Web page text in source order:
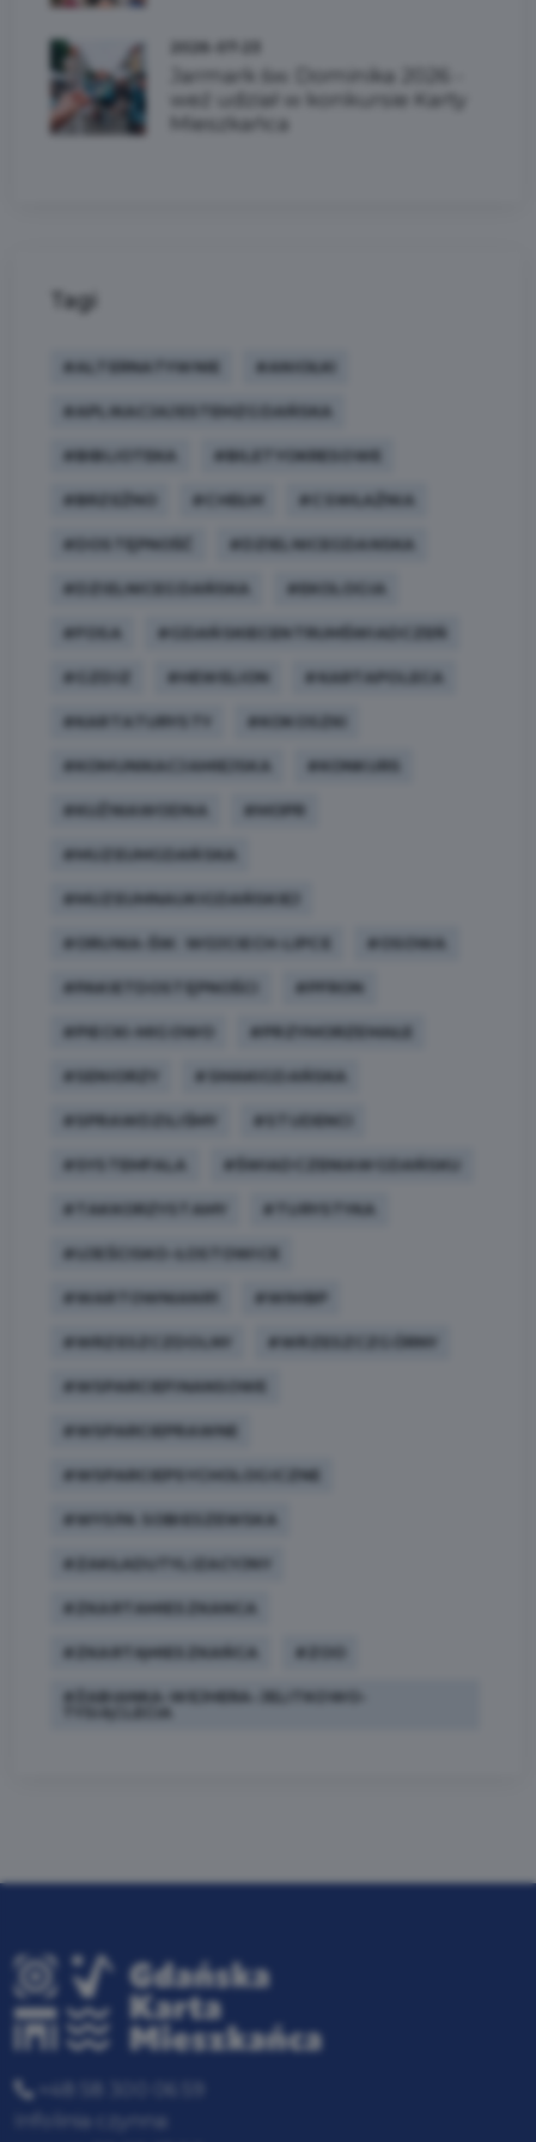
Jarmark św. Dominika 2026 -
weź udział w konkursie Karty
Mieszkańca
Tagi
#ALTERNATYWNIE #ANIOŁKI
#APLIKACJAJESTEMZGDAŃSKA
#BIBLIOTEKA #BILETYOKRESOWE
#BRZEŹNO #CHEŁM #CSWŁAŹNIA
#DOSTĘPNOŚĆ #DZIELNICEGDANSKA
#DZIELNICEGDAŃSKA #EKOLOGIA
#FOSA #GDAŃSKIECENTRUMŚWIADCZEŃ
#GZDIZ #HEWELION #KARTAPOLECA
#KARTATURYSTY #KOKOSZKI
#KOMUNIKACJAMIEJSKA #KONKURS
#KUŹNIAWODNA #MOPR
#MUZEUMGDAŃSKA
#MUZEUMNAUKIGDAŃSKIEJ
#ORUNIA-ŚW. WOJCIECH-LIPCE #OSOWA
#PAKIETDOSTĘPNOŚCI #PFRON
#PIECKI-MIGOWO #PRZYMORZEMAŁE
#SENIORZY #SMAKIGDAŃSKA
#SPRAWDZILIŚMY #STUDENCI
#SYSTEMFALA #ŚWIADCZENIAWGDAŃSKU
#TAKKORZYSTAMY #TURYSTYKA
#UJEŚCISKO-ŁOSTOWICE
#WARTOWNIANR1 #WIMBP
#WRZESZCZDOLNY #WRZESZCZGÓRNY
#WSPARCIEFINANSOWE
#WSPARCIEPRAWNE
#WSPARCIEPSYCHOLOGICZNE
#WYSPA SOBIESZEWSKA
#ZAKŁADUTYLIZACYJNY
#ZKARTAMIESZKANCA
#ZKARTĄMIESZKAŃCA #ZOO
#ŻABIANKA-WEJHERA-JELITKOWO-
+48 58 300 06 59
Infolinia czynna: